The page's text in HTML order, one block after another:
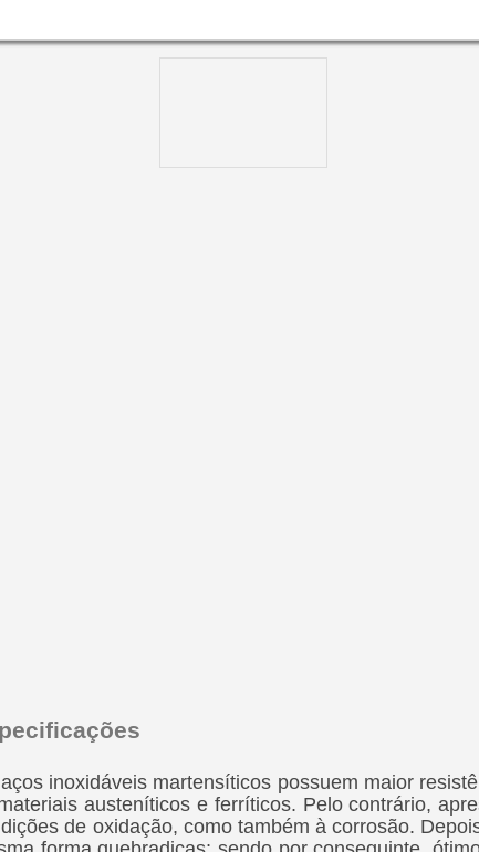
inoxidáveis martensíticos possuem maior
austeníticos e ferríticos. Pelo contrário,
de oxidação, como também à corrosão.